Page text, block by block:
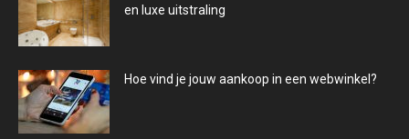
en luxe uitstraling
Hoe vind je jouw aankoop in een webwinkel?